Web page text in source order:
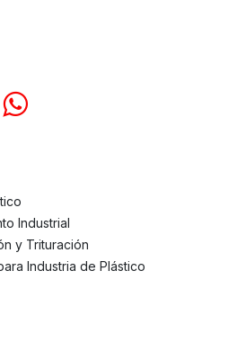
Industrial
y Trituración
Industria de Plástico